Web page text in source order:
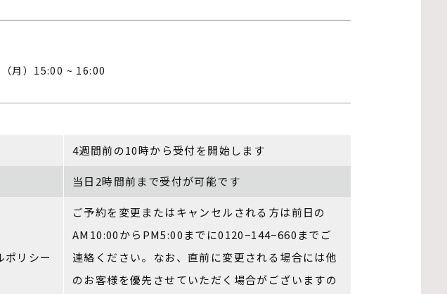
月）15:00 ~ 16:00
4週間前の10時から受付を開始します
当日2時間前まで受付が可能です
ポリシー
ご予約を変更またはキャンセルされる⽅は前⽇の
AM10:00からPM5:00までに0120−144−660までご
連絡ください。なお、直前に変更される場合には他
のお客様を優先させていただく場合がございますの